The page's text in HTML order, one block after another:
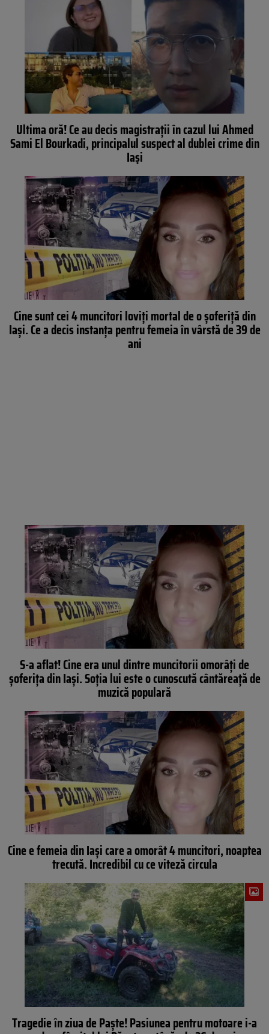
Ultima oră! Ce au decis magistrații în cazul lui Ahmed
Sami El Bourkadi, principalul suspect al dublei crime din
Iași
Cine sunt cei 4 muncitori loviți mortal de o șoferiță din
Iași. Ce a decis instanța pentru femeia în vârstă de 39 de
ani
S-a aflat! Cine era unul dintre muncitorii omorâți de
șoferița din Iași. Soția lui este o cunoscută cântăreață de
muzică populară
Cine e femeia din Iași care a omorât 4 muncitori, noaptea
trecută. Incredibil cu ce viteză circula
Tragedie în ziua de Paște! Pasiunea pentru motoare i-a